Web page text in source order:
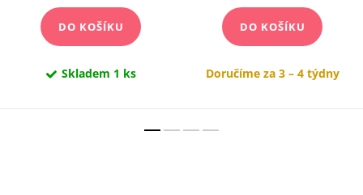
DO KOŠÍKU
Skladem 1 ks
DO KOŠÍKU
Doručíme za 3 – 4 týdny